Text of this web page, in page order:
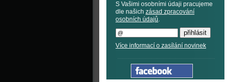
S Vašimi osobními údaji pracujeme
dle našich zásad zpracování
osobních údajů.
Více informací o zasílání novinek